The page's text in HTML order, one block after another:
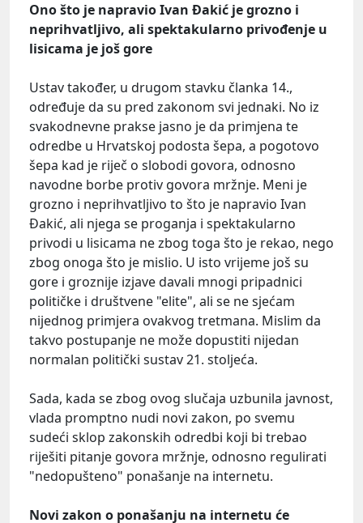
Ono što je napravio Ivan Đakić je grozno i
neprihvatljivo, ali spektakularno privođenje u
lisicama je još gore
Ustav također, u drugom stavku članka 14.,
određuje da su pred zakonom svi jednaki. No iz
svakodnevne prakse jasno je da primjena te
odredbe u Hrvatskoj podosta šepa, a pogotovo
šepa kad je riječ o slobodi govora, odnosno
navodne borbe protiv govora mržnje. Meni je
grozno i neprihvatljivo to što je napravio Ivan
Đakić, ali njega se proganja i spektakularno
privodi u lisicama ne zbog toga što je rekao, nego
zbog onoga što je mislio. U isto vrijeme još su
gore i groznije izjave davali mnogi pripadnici
političke i društvene "elite", ali se ne sjećam
nijednog primjera ovakvog tretmana. Mislim da
takvo postupanje ne može dopustiti nijedan
normalan politički sustav 21. stoljeća.
Sada, kada se zbog ovog slučaja uzbunila javnost,
vlada promptno nudi novi zakon, po svemu
sudeći sklop zakonskih odredbi koji bi trebao
riješiti pitanje govora mržnje, odnosno regulirati
"nedopušteno" ponašanje na internetu.
Novi zakon o ponašanju na internetu će